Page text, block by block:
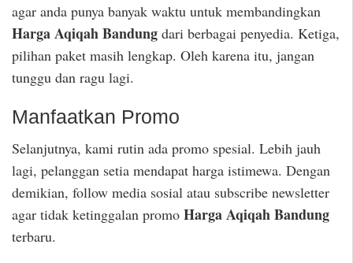
agar anda punya banyak waktu untuk membandingkan
Harga Aqiqah Bandung dari berbagai penyedia. Ketiga,
pilihan paket masih lengkap. Oleh karena itu, jangan
tunggu dan ragu lagi.
Manfaatkan Promo
Selanjutnya, kami rutin ada promo spesial. Lebih jauh
lagi, pelanggan setia mendapat harga istimewa. Dengan
demikian, follow media sosial atau subscribe newsletter
agar tidak ketinggalan promo Harga Aqiqah Bandung
terbaru.